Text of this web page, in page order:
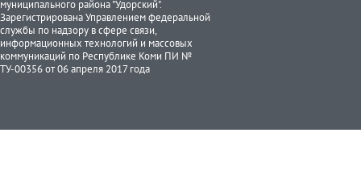
муниципального района "Удорский".
Зарегистрирована Управлением федеральной
службы по надзору в сфере связи,
информационных технологий и массовых
коммуникаций по Республике Коми ПИ №
ТУ-00356 от 06 апреля 2017 года